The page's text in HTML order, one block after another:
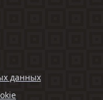
данных